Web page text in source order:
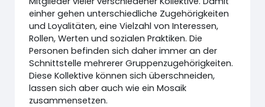
einher gehen unterschiedliche Zugehörigkeiten
und Loyalitäten, eine Vielzahl von Interessen,
Rollen, Werten und sozialen Praktiken. Die
Personen befinden sich daher immer an der
Schnittstelle mehrerer Gruppenzugehörigkeiten.
Diese Kollektive können sich überschneiden,
lassen sich aber auch wie ein Mosaik
zusammensetzen.